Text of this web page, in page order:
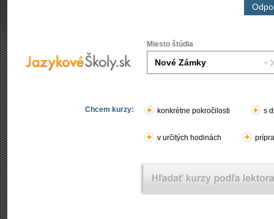
Miesto štúdia
Chcem kurzy: konkrétne pokročilosti s
v určitých hodinách